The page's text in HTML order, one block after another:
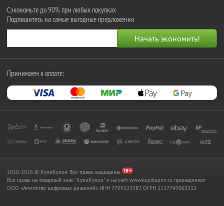
Сэкономьте до 90% при любых покупках
Подпишитесь на самые выгодные предложения
Принимаем к оплате:
2010-2026 © КупиКупон. Все права защищены.
Все права на товарный знак "КупиКупон" и на сайт www.kupikupon.ru принадлежат
OOO «Агентство цифровых решений» ИНН 7705523387, ОГРН 1127747063212